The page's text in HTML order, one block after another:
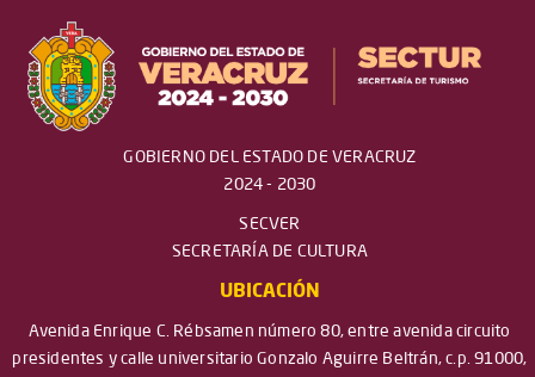
GOBIERNO DEL ESTADO DE VERACRUZ
2024 - 2030
SECVER
SECRETARÍA DE CULTURA
UBICACIÓN
Avenida Enrique C. Rébsamen número 80, entre avenida circuito
presidentes y calle universitario Gonzalo Aguirre Beltrán, c.p. 91000,